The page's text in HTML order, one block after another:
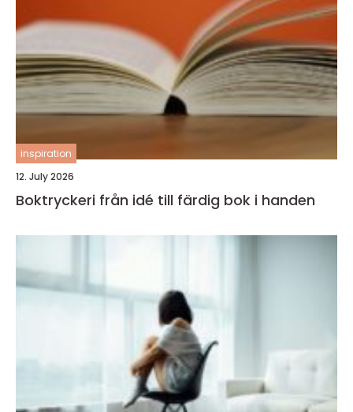
inspiration
12. July 2026
Boktryckeri från idé till färdig bok i handen